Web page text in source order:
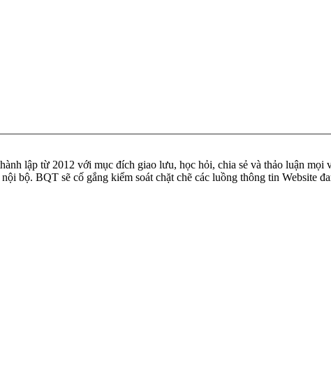
lập từ 2012 với mục đích giao lưu, học hỏi, chia sẻ và thảo luận mọi
bộ. BQT sẽ cố gắng kiểm soát chặt chẽ các luồng thông tin Website